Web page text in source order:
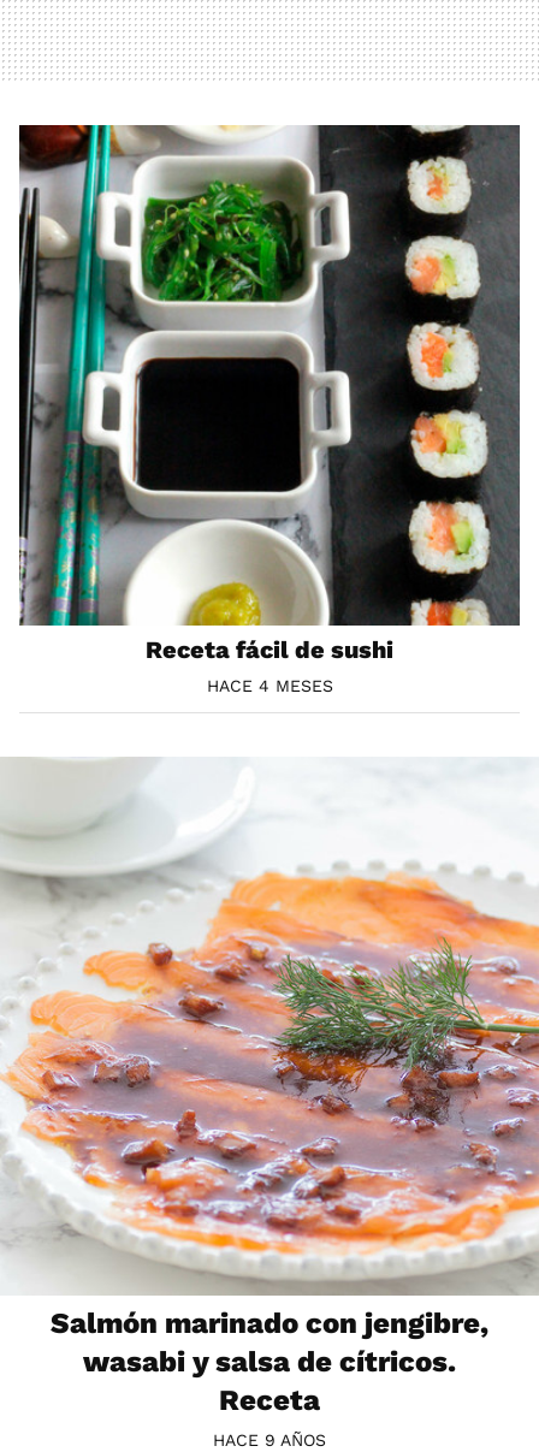
Receta fácil de sushi
HACE 4 MESES
Salmón marinado con jengibre,
wasabi y salsa de cítricos.
Receta
HACE 9 AÑOS